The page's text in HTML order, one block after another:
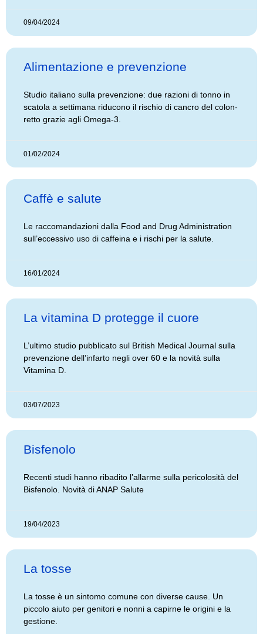
09/04/2024
Alimentazione e prevenzione
Studio italiano sulla prevenzione: due razioni di tonno in
scatola a settimana riducono il rischio di cancro del colon-
retto grazie agli Omega-3.
01/02/2024
Caffè e salute
Le raccomandazioni dalla Food and Drug Administration
sull’eccessivo uso di caffeina e i rischi per la salute.
16/01/2024
La vitamina D protegge il cuore
L’ultimo studio pubblicato sul British Medical Journal sulla
prevenzione dell’infarto negli over 60 e la novità sulla
Vitamina D.
03/07/2023
Bisfenolo
Recenti studi hanno ribadito l’allarme sulla pericolosità del
Bisfenolo. Novità di ANAP Salute
19/04/2023
La tosse
La tosse è un sintomo comune con diverse cause. Un
piccolo aiuto per genitori e nonni a capirne le origini e la
gestione.